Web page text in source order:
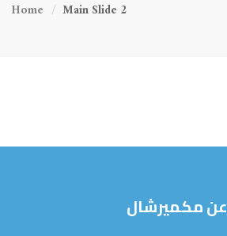
Home Main Slide 2
عن مكميرشال